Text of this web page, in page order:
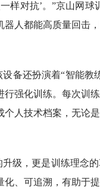
样对抗’。”京山网
器人都能高质量回击
备还扮演着“智能教
行强化训练。每次训
个人技术档案，无论
级，更是训练理念
、可追溯，有助于提